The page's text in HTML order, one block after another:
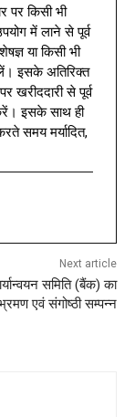
किसी भी
में लाने से पूर्व
या किसी भी
इसके अतिरिक्त
खरीददारी से पूर्व
इसके साथ ही
समय मर्यादित,
Next article
समिति (बैंक) का
एवं संगोष्ठी सम्पन्न